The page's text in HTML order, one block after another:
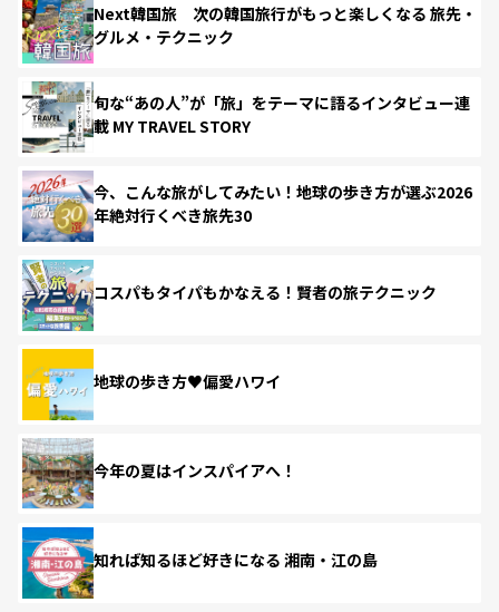
Next韓国旅 次の韓国旅行がもっと楽しくなる 旅先・
グルメ・テクニック
旬な“あの人”が「旅」をテーマに語るインタビュー連
載 MY TRAVEL STORY
今、こんな旅がしてみたい！地球の歩き方が選ぶ2026
年絶対行くべき旅先30
コスパもタイパもかなえる！賢者の旅テクニック
地球の歩き方♥偏愛ハワイ
今年の夏はインスパイアへ！
知れば知るほど好きになる 湘南・江の島